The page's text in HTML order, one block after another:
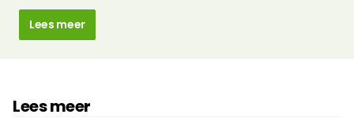
Lees meer
Lees meer